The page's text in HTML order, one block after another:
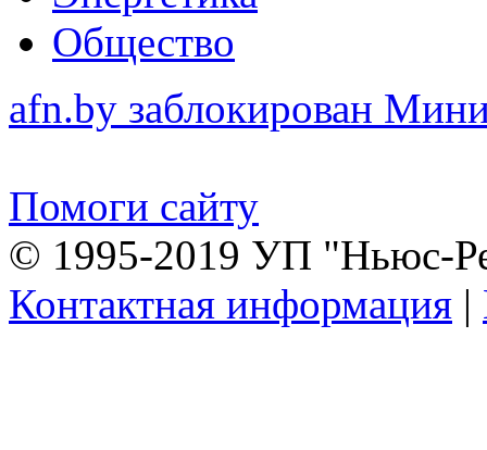
Общество
afn.by заблокирован
Помоги сайту
© 1995-2019 УП "Ньюс-
Контактная информация |